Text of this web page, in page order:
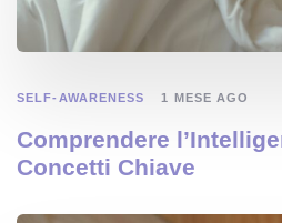
SELF-AWARENESS 1 MESE AGO
Comprendere
Concetti Chiave